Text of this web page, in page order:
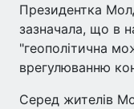
Президентка
зазначала, що в
"геополітична
врегулюванню
Серед жителів